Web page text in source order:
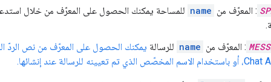
: المعرّف من name للمساحة يمكنك الحصول على المعرّف من خلال
: المعرّف من name للرسالة يمكنك الحصول على المعرّف من نص الردّ